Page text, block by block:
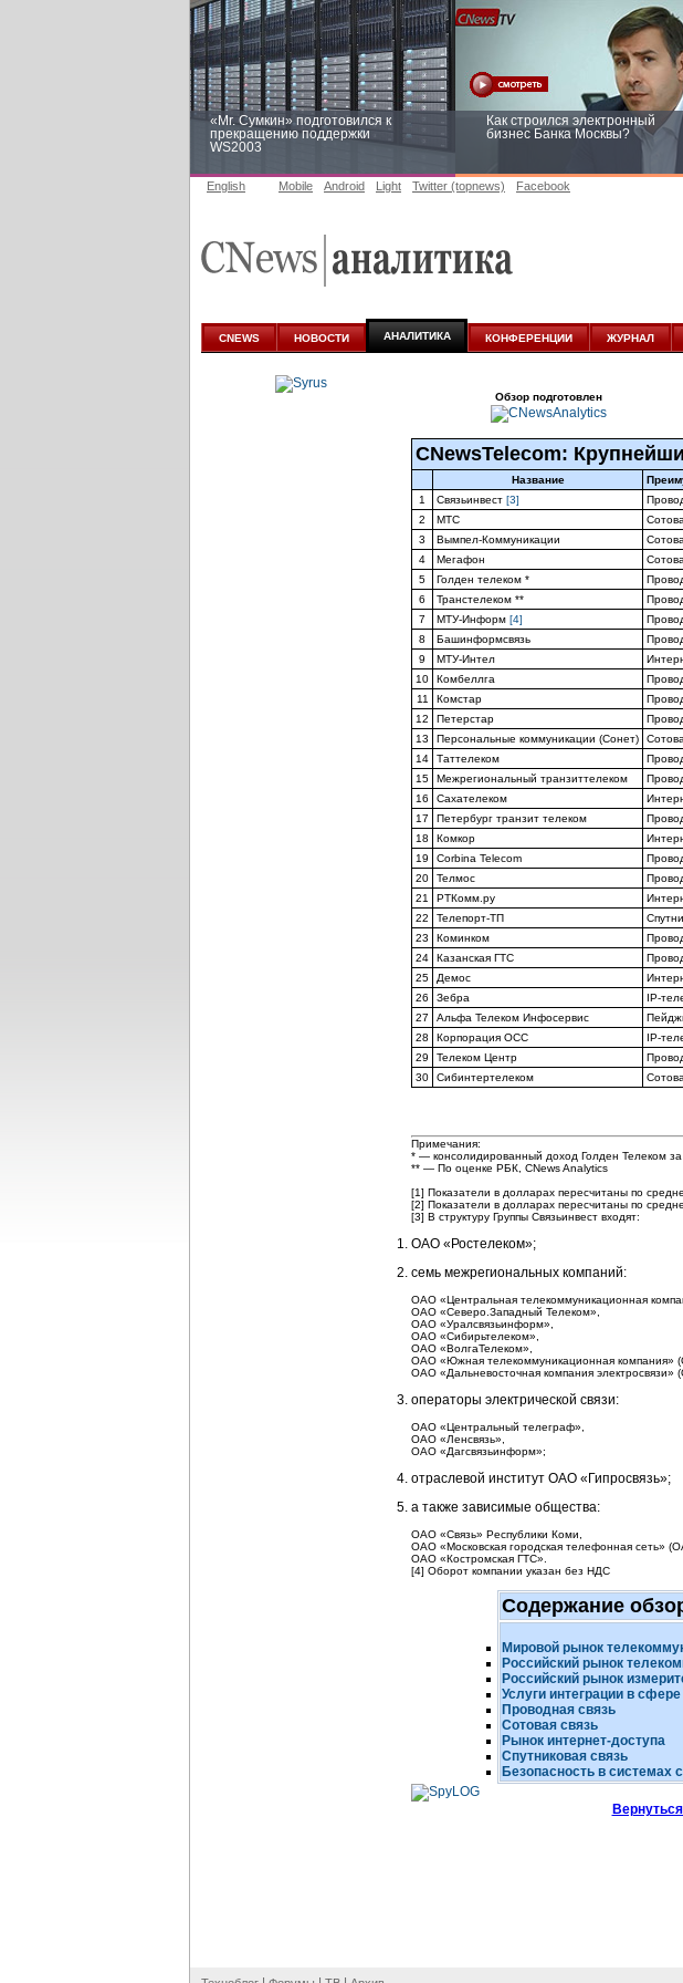
«Mr. Сумкин» подготовился к
прекращению поддержки
WS2003
Как строился электронный
бизнес Банка Москвы?
аналитике
English Mobile Android Light Twitter (topnews) Facebook
CNEWS НОВОСТИ АНАЛИТИКА КОНФЕРЕНЦИИ ЖУРНАЛ
Обзор подготовлен
CNewsTelecom:
Название
1
Связьинвест [3]
2
МТС
3
Вымпел-Коммуникации
4
Мегафон
5
Голден телеком *
6
Транстелеком **
7
МТУ-Информ [4]
8
Башинформсвязь
9
МТУ-Интел
10
Комбеллга
11
Комстар
12
Петерстар
13
Персональные коммуникации (Сонет)
14
Таттелеком
15
Межрегиональный транзиттелеком
16
Сахателеком
17
Петербург транзит телеком
18
Комкор
19
Corbina Telecom
20
Телмос
21
РТКомм.ру
22
Телепорт-ТП
23
Коминком
24
Казанская ГТС
25
Демос
26
Зебра IP-
27
Альфа Телеком Инфосервис
28
Корпорация ОСС IP-
29
Телеком Центр
30
Сибинтертелеком
Примечания:
* — консолидированный доход Голден Телеком
** — По оценке РБК, CNews Analytics
[1] Показатели в долларах пересчитаны по
[2] Показатели в долларах пересчитаны по
[3] В структуру Группы Cвязьинвест входят:
ОАО «Ростелеком»;
семь межрегиональных компаний:
ОАО «Центральная телекоммуникационная
ОАО «Северо.Западный Телеком»,
ОАО «Уралсвязьинформ»,
ОАО «Сибирьтелеком»,
ОАО «ВолгаТелеком»,
ОАО «Южная телекоммуникационная компания»
ОАО «Дальневосточная компания электросвязи»
операторы электрической связи:
ОАО «Центральный телеграф»,
ОАО «Ленсвязь»,
ОАО «Дагсвязьинфоpм»;
отраслевой институт ОАО «Гипросвязь»;
а также зависимые общества:
ОАО «Связь» Республики Коми,
ОАО «Московская городская телефонная сеть»
ОАО «Костpомская ГТС».
[4] Оборот компании указан без НДС
Содержание
Мировой рынок
Российский рынок
Российский рынок
Услуги интеграции в
Проводная связь
Сотовая связь
Рынок интернет-доступа
Спутниковая связь
Безопасность в системах